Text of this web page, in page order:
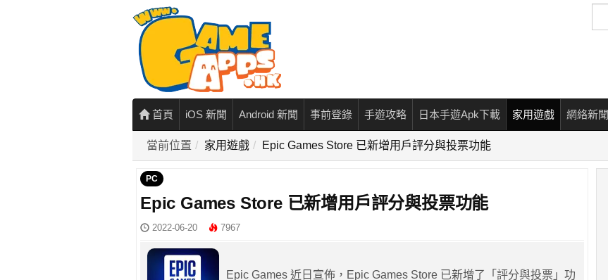
尋
首頁 iOS 新聞 Android 新聞 事前登錄 手遊攻略 日本手遊Apk下載 家用遊戲 網絡新聞
當前位置 家用遊戲 Epic Games Store 已新增用戶評分與投票功能
PC
Epic Games Store 已新增用戶評分與投票功能
2022-06-20 7967
Epic Games 近日宣佈，Epic Games Store 已新增了「評分與投票」功